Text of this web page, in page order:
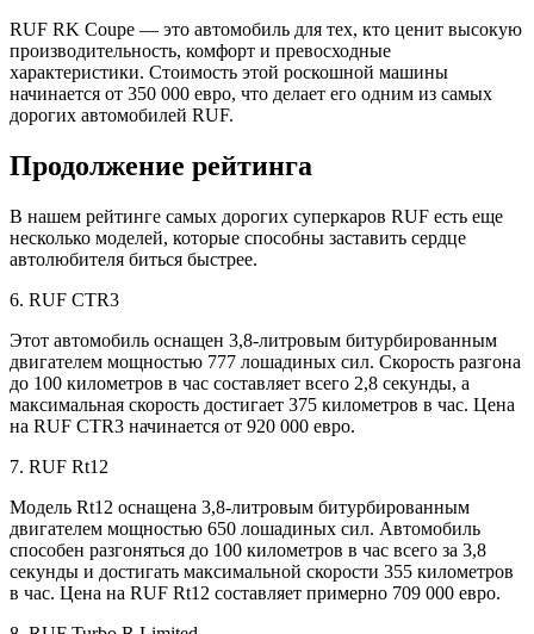
RUF RK Coupe — это автомобиль для тех, кто ценит высокую
производительность, комфорт и превосходные
характеристики. Стоимость этой роскошной машины
начинается от 350 000 евро, что делает его одним из самых
дорогих автомобилей RUF.
Продолжение рейтинга
В нашем рейтинге самых дорогих суперкаров RUF есть еще
несколько моделей, которые способны заставить сердце
автолюбителя биться быстрее.
6. RUF CTR3
Этот автомобиль оснащен 3,8-литровым битурбированным
двигателем мощностью 777 лошадиных сил. Скорость разгона
до 100 километров в час составляет всего 2,8 секунды, а
максимальная скорость достигает 375 километров в час. Цена
на RUF CTR3 начинается от 920 000 евро.
7. RUF Rt12
Модель Rt12 оснащена 3,8-литровым битурбированным
двигателем мощностью 650 лошадиных сил. Автомобиль
способен разгоняться до 100 километров в час всего за 3,8
секунды и достигать максимальной скорости 355 километров
в час. Цена на RUF Rt12 составляет примерно 709 000 евро.